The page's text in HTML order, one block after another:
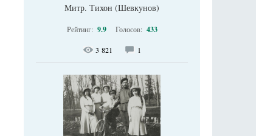
Митр. Тихон (Шевкунов)
Рейтинг: 9.9 Голосов: 433
3 821 1